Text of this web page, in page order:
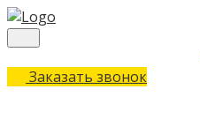
Заказать звонок